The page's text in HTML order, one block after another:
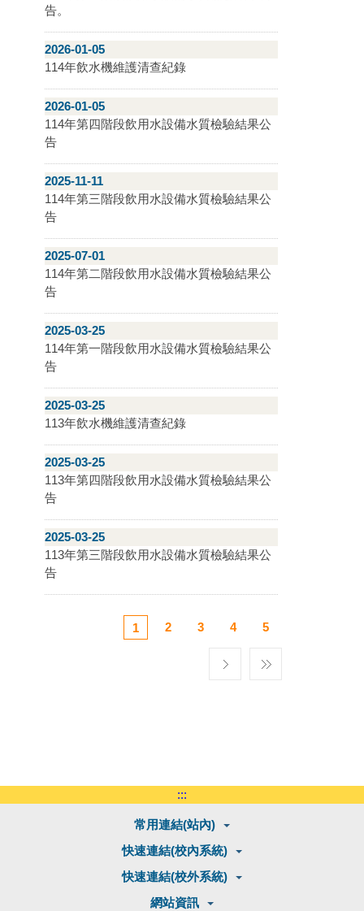
告。
2026-01-05
114年飲水機維護清查紀錄
2026-01-05
114年第四階段飲用水設備水質檢驗結果公
告
2025-11-11
114年第三階段飲用水設備水質檢驗結果公
告
2025-07-01
114年第二階段飲用水設備水質檢驗結果公
告
2025-03-25
114年第一階段飲用水設備水質檢驗結果公
告
2025-03-25
113年飲水機維護清查紀錄
2025-03-25
113年第四階段飲用水設備水質檢驗結果公
告
2025-03-25
113年第三階段飲用水設備水質檢驗結果公
告
1 2 3 4 5
:::
常用連結(站內)
快速連結(校內系統)
快速連結(校外系統)
網站資訊